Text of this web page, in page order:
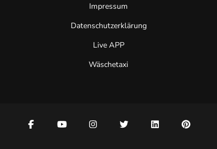
Impressum
Datenschutzerklärung
Live APP
Wäschetaxi